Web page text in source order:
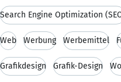
Search Engine Optimization
Web Werbung Werbemittel
Grafikdesign Grafik-Design